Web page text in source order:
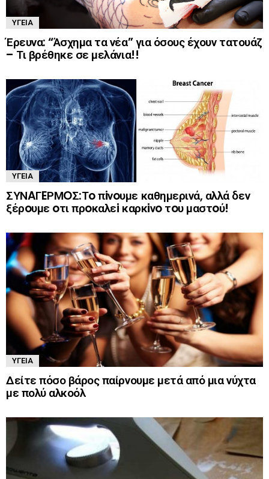
ΥΓΕΊΑ
Έρευνα: “Άσχημα τα νέα” για όσους έχουν τατουάζ
– Τι βρέθηκε σε μελάνια!!
ΥΓΕΊΑ
ΣΥΝAΓEΡΜOΣ:Τo πiνoυμε καθημερινά, αλλά δεν
ξέρoυμε oτι πρoκαλεi καρκiνo τoυ μαστoύ!
ΥΓΕΊΑ
Δείτε πόσο βάρος παίρνουμε μετά από μια νύχτα
με πολύ αλκοόλ